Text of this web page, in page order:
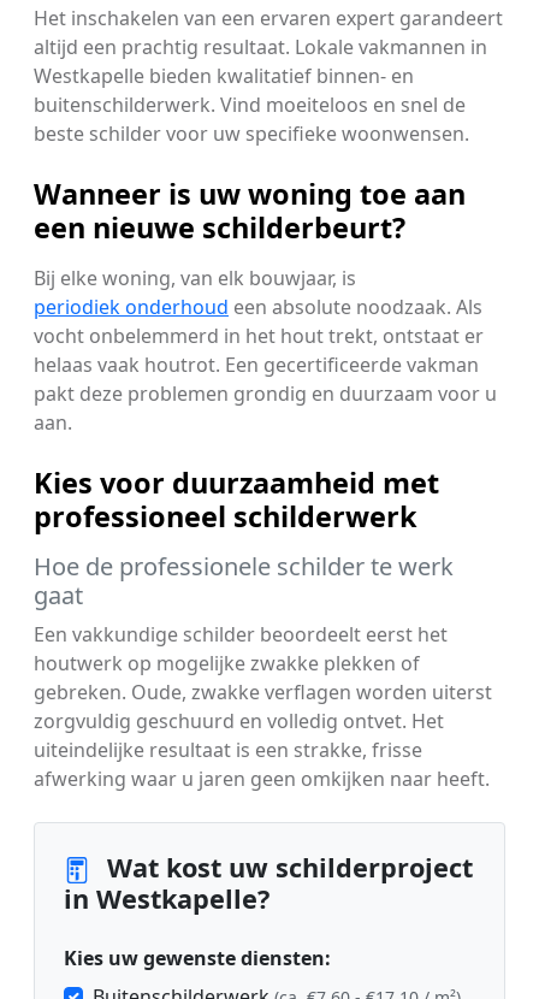
Het inschakelen van een ervaren expert garandeert
altijd een prachtig resultaat. Lokale vakmannen in
Westkapelle bieden kwalitatief binnen- en
buitenschilderwerk. Vind moeiteloos en snel de
beste schilder voor uw specifieke woonwensen.
Wanneer is uw woning toe aan
een nieuwe schilderbeurt?
Bij elke woning, van elk bouwjaar, is
periodiek onderhoud een absolute noodzaak. Als
vocht onbelemmerd in het hout trekt, ontstaat er
helaas vaak houtrot. Een gecertificeerde vakman
pakt deze problemen grondig en duurzaam voor u
aan.
Kies voor duurzaamheid met
professioneel schilderwerk
Hoe de professionele schilder te werk
gaat
Een vakkundige schilder beoordeelt eerst het
houtwerk op mogelijke zwakke plekken of
gebreken. Oude, zwakke verflagen worden uiterst
zorgvuldig geschuurd en volledig ontvet. Het
uiteindelijke resultaat is een strakke, frisse
afwerking waar u jaren geen omkijken naar heeft.
Wat kost uw schilderproject
in Westkapelle?
Kies uw gewenste diensten: